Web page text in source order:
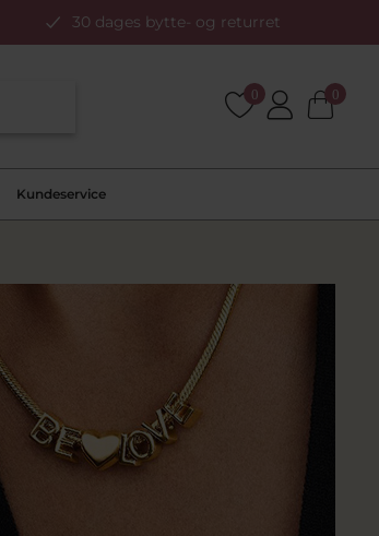
30 dages bytte- og returret
0 0
Kundeservice